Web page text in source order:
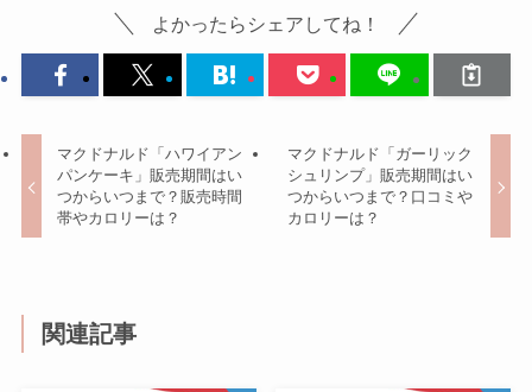
よかったらシェアしてね！
マクドナルド「ハワイアン
パンケーキ」販売期間はい
つからいつまで？販売時間
帯やカロリーは？
マクドナルド「ガーリック
シュリンプ」販売期間はい
つからいつまで？口コミや
カロリーは？
関連記事